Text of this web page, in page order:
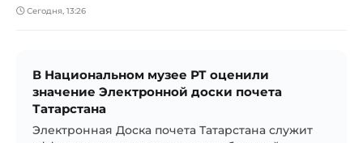
Сегодня, 13:26
В Национальном музее РТ оценили
значение Электронной доски почета
Татарстана
Электронная Доска почета Татарстана служит